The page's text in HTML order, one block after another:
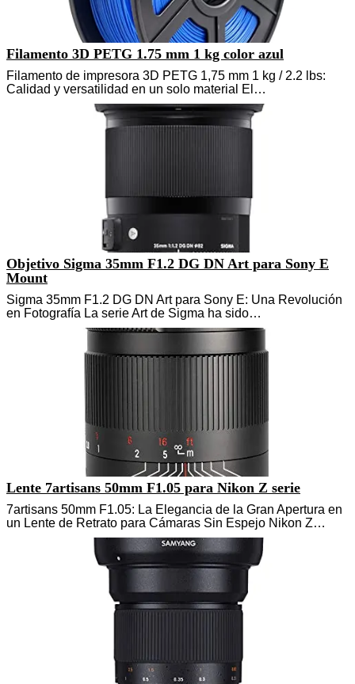
Filamento 3D PETG 1.75 mm 1 kg color azul
Filamento de impresora 3D PETG 1,75 mm 1 kg / 2.2 lbs:
Calidad y versatilidad en un solo material El…
Objetivo Sigma 35mm F1.2 DG DN Art para Sony E
Mount
Sigma 35mm F1.2 DG DN Art para Sony E: Una Revolución
en Fotografía La serie Art de Sigma ha sido…
Lente 7artisans 50mm F1.05 para Nikon Z serie
7artisans 50mm F1.05: La Elegancia de la Gran Apertura en
un Lente de Retrato para Cámaras Sin Espejo Nikon Z…